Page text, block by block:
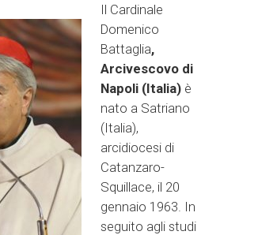
Il Cardinale
Domenico
Battaglia,
Arcivescovo di
Napoli (Italia) è
nato a Satriano
(Italia),
arcidiocesi di
Catanzaro-
Squillace, il 20
gennaio 1963. In
seguito agli studi